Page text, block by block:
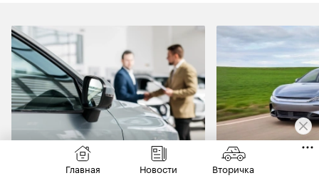
«Можно потерять скидку».
ЗАКОН
Названы
Главная Новости Вторичка